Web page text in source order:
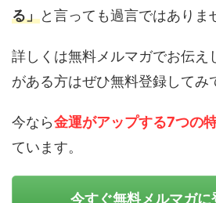
る」と言っても過言ではありま
詳しくは無料メルマガでお伝え
がある方はぜひ無料登録してみ
今なら金運がアップする7つの
ています。
今すぐ無料メルマガに